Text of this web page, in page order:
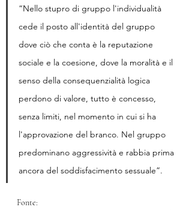
“Nello stupro di gruppo l'individualità
cede il posto all'identità del gruppo
dove ciò che conta è la reputazione
sociale e la coesione, dove la moralità e il
senso della consequenzialità logica
perdono di valore, tutto è concesso,
senza limiti, nel momento in cui si ha
l'approvazione del branco. Nel gruppo
predominano aggressività e rabbia prima
ancora del soddisfacimento sessuale”.
Fonte: